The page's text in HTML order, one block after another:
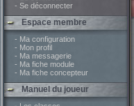
- Se déconnecter
Espace membre
- Ma configuration
- Mon profil
- Ma messagerie
- Ma fiche module
- Ma fiche concepteur
Manuel du joueur